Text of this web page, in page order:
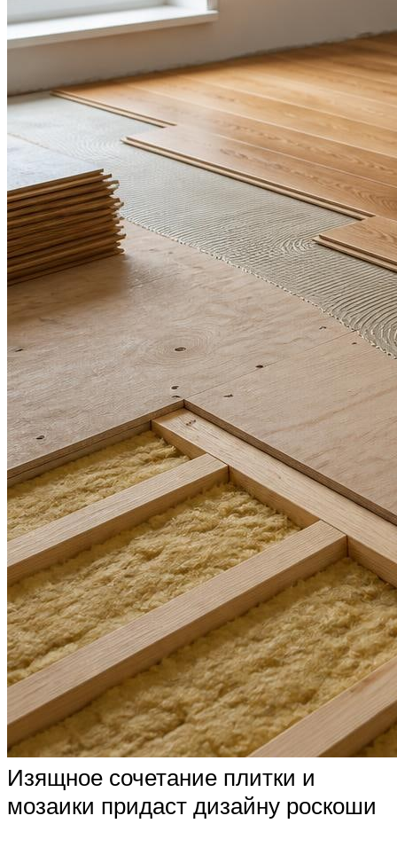
Изящное сочетание плитки и
мозаики придаст дизайну роскоши